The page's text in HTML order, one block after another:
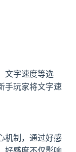
文字速度等选
手玩家将文字速
机制，通过好感